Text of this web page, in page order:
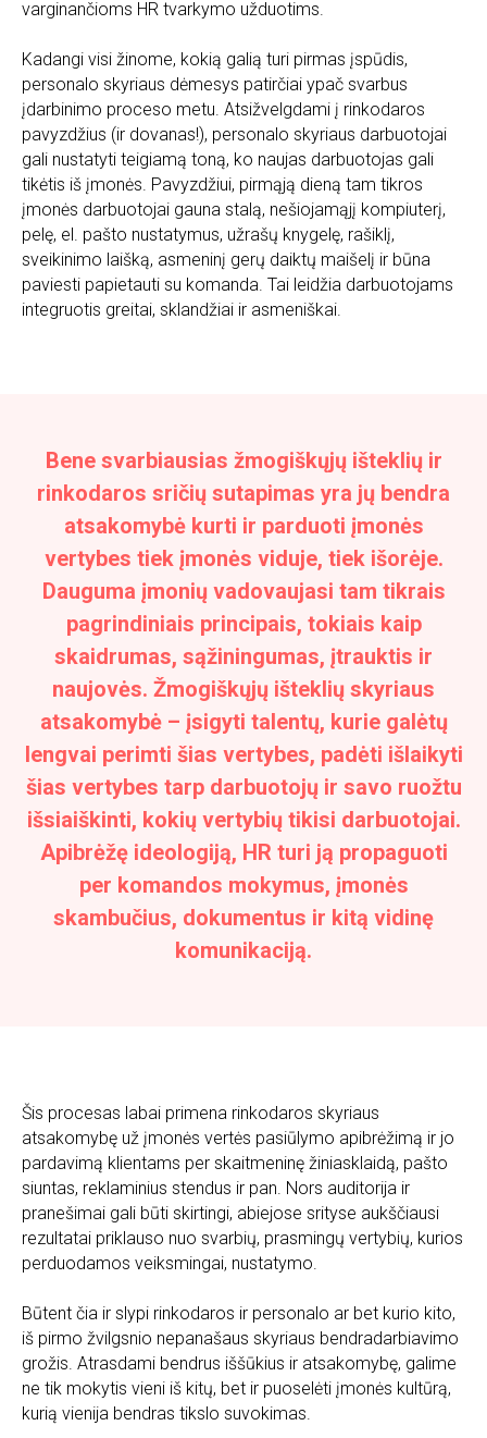
varginančioms HR tvarkymo užduotims.
Kadangi visi žinome, kokią galią turi pirmas įspūdis,
personalo skyriaus dėmesys patirčiai ypač svarbus
įdarbinimo proceso metu. Atsižvelgdami į rinkodaros
pavyzdžius (ir dovanas!), personalo skyriaus darbuotojai
gali nustatyti teigiamą toną, ko naujas darbuotojas gali
tikėtis iš įmonės. Pavyzdžiui, pirmąją dieną tam tikros
įmonės darbuotojai gauna stalą, nešiojamąjį kompiuterį,
pelę, el. pašto nustatymus, užrašų knygelę, rašiklį,
sveikinimo laišką, asmeninį gerų daiktų maišelį ir būna
paviesti papietauti su komanda. Tai leidžia darbuotojams
integruotis greitai, sklandžiai ir asmeniškai.
Bene svarbiausias žmogiškųjų išteklių ir
rinkodaros sričių sutapimas yra jų bendra
atsakomybė kurti ir parduoti įmonės
vertybes tiek įmonės viduje, tiek išorėje.
Dauguma įmonių vadovaujasi tam tikrais
pagrindiniais principais, tokiais kaip
skaidrumas, sąžiningumas, įtrauktis ir
naujovės. Žmogiškųjų išteklių skyriaus
atsakomybė – įsigyti talentų, kurie galėtų
lengvai perimti šias vertybes, padėti išlaikyti
šias vertybes tarp darbuotojų ir savo ruožtu
išsiaiškinti, kokių vertybių tikisi darbuotojai.
Apibrėžę ideologiją, HR turi ją propaguoti
per komandos mokymus, įmonės
skambučius, dokumentus ir kitą vidinę
komunikaciją.
Šis procesas labai primena rinkodaros skyriaus
atsakomybę už įmonės vertės pasiūlymo apibrėžimą ir jo
pardavimą klientams per skaitmeninę žiniasklaidą, pašto
siuntas, reklaminius stendus ir pan. Nors auditorija ir
pranešimai gali būti skirtingi, abiejose srityse aukščiausi
rezultatai priklauso nuo svarbių, prasmingų vertybių, kurios
perduodamos veiksmingai, nustatymo.
Būtent čia ir slypi rinkodaros ir personalo ar bet kurio kito,
iš pirmo žvilgsnio nepanašaus skyriaus bendradarbiavimo
grožis. Atrasdami bendrus iššūkius ir atsakomybę, galime
ne tik mokytis vieni iš kitų, bet ir puoselėti įmonės kultūrą,
kurią vienija bendras tikslo suvokimas.